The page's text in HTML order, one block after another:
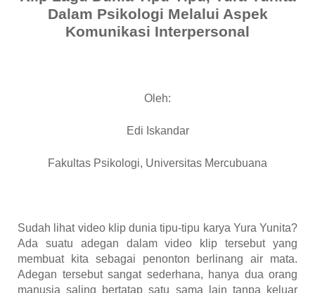
Dalam Psikologi Melalui Aspek
Komunikasi Interpersonal
Oleh:
Edi Iskandar
Fakultas Psikologi, Universitas Mercubuana
Sudah lihat video klip dunia tipu-tipu karya Yura Yunita?
Ada suatu adegan dalam video klip tersebut yang
membuat kita sebagai penonton berlinang air mata.
Adegan tersebut sangat sederhana, hanya dua orang
manusia saling bertatap satu sama lain tanpa keluar